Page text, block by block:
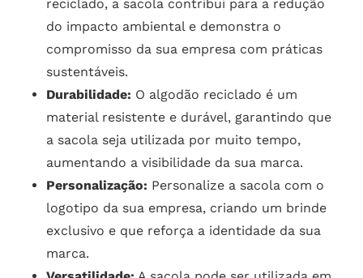
reciclado, a sacola contribui para a redução
do impacto ambiental e demonstra o
compromisso da sua empresa com práticas
sustentáveis.
Durabilidade: O algodão reciclado é um
material resistente e durável, garantindo que
a sacola seja utilizada por muito tempo,
aumentando a visibilidade da sua marca.
Personalização: Personalize a sacola com o
logotipo da sua empresa, criando um brinde
exclusivo e que reforça a identidade da sua
marca.